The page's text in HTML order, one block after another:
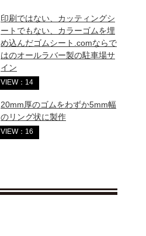
印刷ではない、カッティングシ
ートでもない、カラーゴムを埋
め込んだゴムシート.comならで
はのオールラバー製の駐車場サ
イン
VIEW：14
20mm厚のゴムをわずか5mm幅
のリング状に製作
VIEW：16